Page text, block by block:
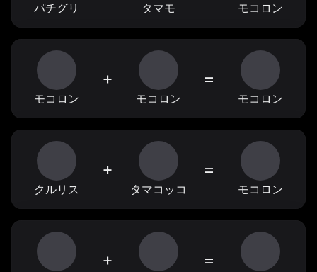
パチグリ タマモ モコロン
モコロン
+
モコロン
=
モコロン
クルリス
+
タマコッコ
=
モコロン
+ =